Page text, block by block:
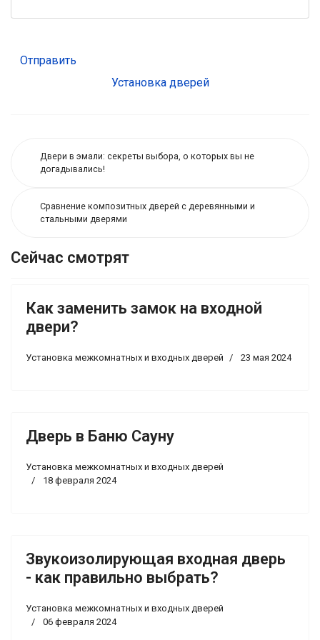
Отправить
Установка дверей
Двери в эмали: секреты выбора, о которых вы не
догадывались!
Сравнение композитных дверей с деревянными и
стальными дверями
Сейчас смотрят
Как заменить замок на входной
двери?
Установка межкомнатных и входных дверей 23 мая 2024
Дверь в Баню Сауну
Установка межкомнатных и входных дверей
18 февраля 2024
Звукоизолирующая входная дверь
- как правильно выбрать?
Установка межкомнатных и входных дверей
06 февраля 2024